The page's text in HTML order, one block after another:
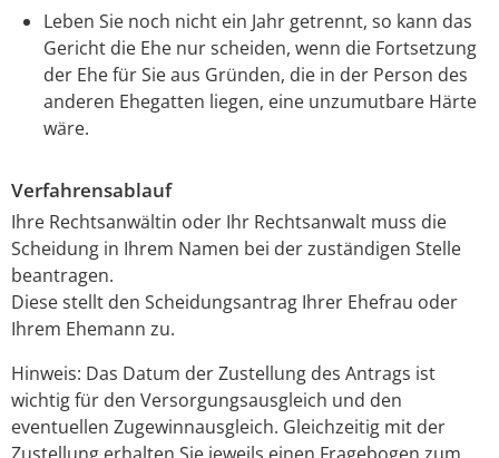
Leben Sie noch nicht ein Jahr getrennt, so kann das
Gericht die Ehe nur scheiden, wenn die Fortsetzung
der Ehe für Sie aus Gründen, die in der Person des
anderen Ehegatten liegen, eine unzumutbare Härte
wäre.
Verfahrensablauf
Ihre Rechtsanwältin oder Ihr Rechtsanwalt muss die
Scheidung in Ihrem Namen bei der zuständigen Stelle
beantragen.
Diese stellt den Scheidungsantrag Ihrer Ehefrau oder
Ihrem Ehemann zu.
Hinweis: Das Datum der Zustellung des Antrags ist
wichtig für den Versorgungsausgleich und den
eventuellen Zugewinnausgleich. Gleichzeitig mit der